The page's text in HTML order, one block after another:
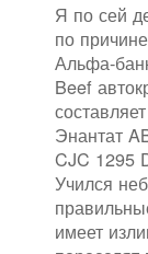
Я по сей
по
Альфа-
Beef
Энантат
CJC 1295
Учился
имеет